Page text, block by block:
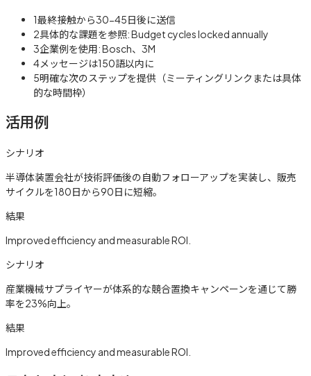
1最終接触から30-45日後に送信
2具体的な課題を参照: Budget cycles locked annually
3企業例を使用: Bosch、3M
4メッセージは150語以内に
5明確な次のステップを提供（ミーティングリンクまたは具体
的な時間枠）
活用例
シナリオ
半導体装置会社が技術評価後の自動フォローアップを実装し、販売
サイクルを180日から90日に短縮。
結果
Improved efficiency and measurable ROI.
シナリオ
産業機械サプライヤーが体系的な競合置換キャンペーンを通じて勝
率を23%向上。
結果
Improved efficiency and measurable ROI.